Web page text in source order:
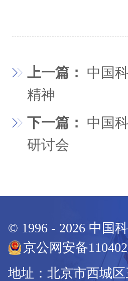
上一篇： 中国
精神
下一篇： 中国
研讨会
© 1996 - 2026 中国
京公网安备
地址：北京市西城